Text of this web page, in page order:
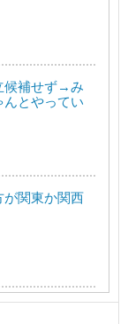
候補せず→み
んとやってい
が関東か関西